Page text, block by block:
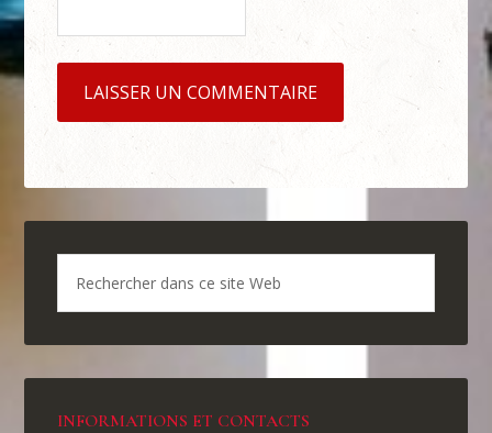
INFORMATIONS ET CONTACTS